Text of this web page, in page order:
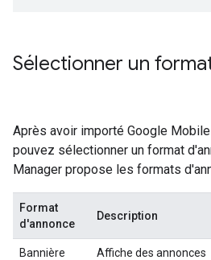
Sélectionner un
Après avoir importé Google
pouvez sélectionner un format
Manager propose les formats
Format
d'annonce
Description
Bannière
Affiche des annonces